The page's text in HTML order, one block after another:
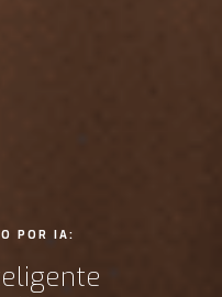
POR IA: